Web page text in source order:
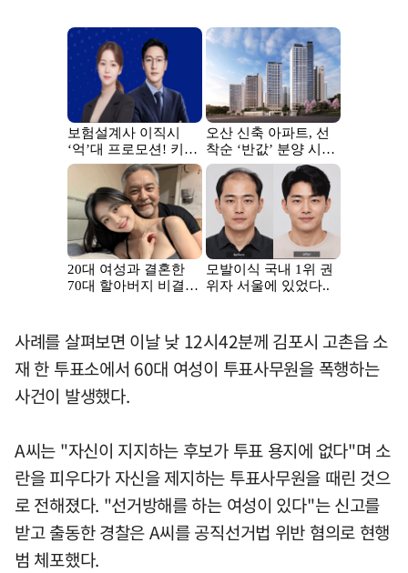
사례를 살펴보면 이날 낮 12시42분께 김포시 고촌읍 소
재 한 투표소에서 60대 여성이 투표사무원을 폭행하는
사건이 발생했다.
A씨는 "자신이 지지하는 후보가 투표 용지에 없다"며 소
란을 피우다가 자신을 제지하는 투표사무원을 때린 것으
로 전해졌다. "선거방해를 하는 여성이 있다"는 신고를
받고 출동한 경찰은 A씨를 공직선거법 위반 혐의로 현행
범 체포했다.